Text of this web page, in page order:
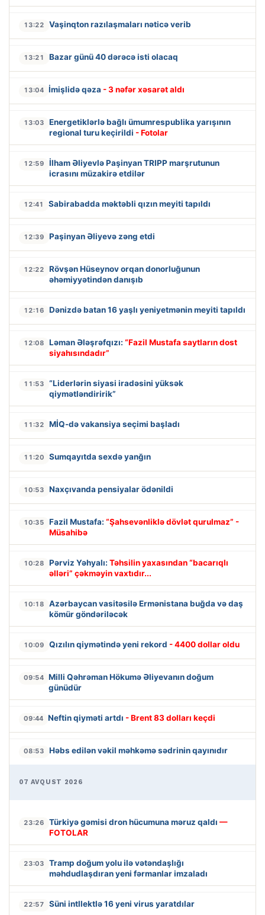
13:22 Vaşinqton razılaşmaları nəticə verib
13:21 Bazar günü 40 dərəcə isti olacaq
13:04 İmişlidə qəza - 3 nəfər xəsarət aldı
13:03
Energetiklərlə bağlı ümumrespublika yarışının
regional turu keçirildi - Fotolar
12:59
İlham Əliyevlə Paşinyan TRIPP marşrutunun
icrasını müzakirə etdilər
12:41 Sabirabadda məktəbli qızın meyiti tapıldı
12:39 Paşinyan Əliyevə zəng etdi
12:22
Rövşən Hüseynov orqan donorluğunun
əhəmiyyətindən danışıb
12:16 Dənizdə batan 16 yaşlı yeniyetmənin meyiti tapıldı
12:08 Ləman Ələşrəfqızı: “Fazil Mustafa saytların dost
siyahısındadır”
11:53
“Liderlərin siyasi iradəsini yüksək
qiymətləndiririk”
11:32 MİQ-də vakansiya seçimi başladı
11:20 Sumqayıtda sexdə yanğın
10:53 Naxçıvanda pensiyalar ödənildi
10:35 Fazil Mustafa: “Şahsevənliklə dövlət qurulmaz” -
Müsahibə
10:28 Pərviz Yəhyalı: Təhsilin yaxasından “bacarıqlı
əlləri” çəkməyin vaxtıdır...
10:18
Azərbaycan vasitəsilə Ermənistana buğda və daş
kömür göndəriləcək
10:09 Qızılın qiymətində yeni rekord - 4400 dollar oldu
09:54 Milli Qəhrəman Hökumə Əliyevanın doğum
günüdür
09:44 Neftin qiyməti artdı - Brent 83 dolları keçdi
08:53 Həbs edilən vəkil məhkəmə sədrinin qayınıdır
07 AVQUST 2026
23:26 Türkiyə gəmisi dron hücumuna məruz qaldı —
FOTOLAR
23:03
Tramp doğum yolu ilə vətəndaşlığı
məhdudlaşdıran yeni fərmanlar imzaladı
22:57 Süni intllektlə 16 yeni virus yaratdılar